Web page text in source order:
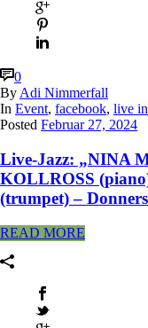
0
ByAdi Nimmerfall
In Event, facebook, live
Posted Februar 27, 2024
Live-Jazz: „NINA
KOLLROSS
(trumpet) –
READ MORE